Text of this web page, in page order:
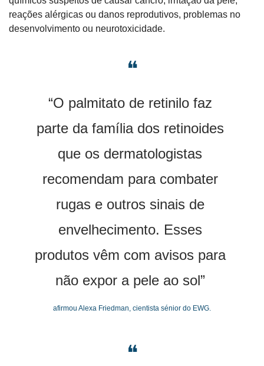
reações alérgicas ou danos reprodutivos, problemas no
desenvolvimento ou neurotoxicidade.
❝
“O palmitato de retinilo faz
parte da família dos retinoides
que os dermatologistas
recomendam para combater
rugas e outros sinais de
envelhecimento. Esses
produtos vêm com avisos para
não expor a pele ao sol”
afirmou Alexa Friedman, cientista sénior do EWG.
❝